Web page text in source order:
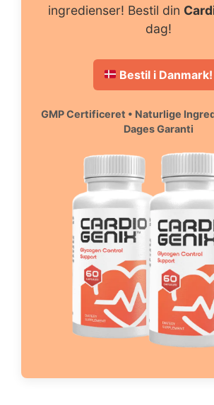
ingredienser! Bestil din
dag!
Bestil i Danmark!
GMP Certificeret • Naturlige
Dages Garanti